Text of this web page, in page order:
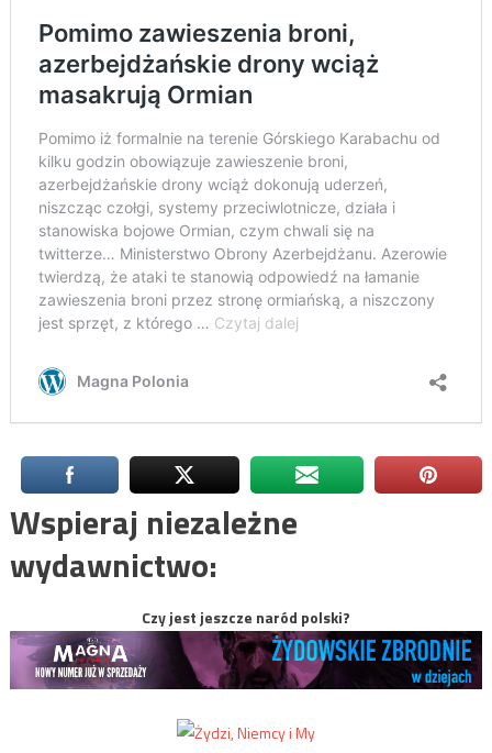
Wspieraj niezależne
wydawnictwo:
Czy jest jeszcze naród polski?